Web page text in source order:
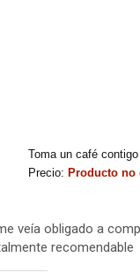
Precio: Producto no
veía obligado a
recomendable